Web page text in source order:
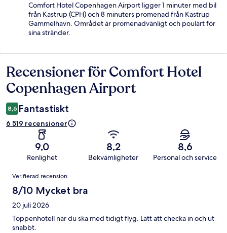
Comfort Hotel Copenhagen Airport ligger 1 minuter med bil
från Kastrup (CPH) och 8 minuters promenad från Kastrup
Gammelhavn. Området är promenadvänligt och poulärt för
sina stränder.
Recensioner
Recensioner för Comfort Hotel
Copenhagen Airport
8,6 Fantastiskt
6 519 recensioner
9,0
Renlighet
8,2
Bekvämligheter
8,6
Personal och service
Recensioner
Verifierad recension
8/10 Mycket bra
20 juli 2026
Toppenhotell när du ska med tidigt flyg. Lätt att checka in och ut
snabbt.